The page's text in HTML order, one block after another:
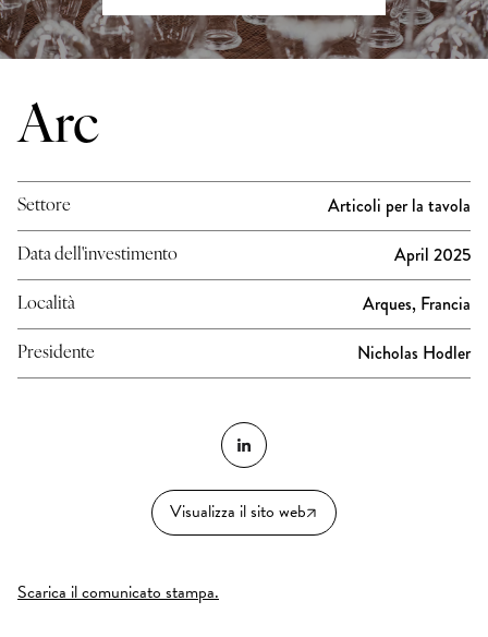
Arc
Settore Articoli per la tavola
Data dell'investimento April 2025
Località Arques, Francia
Presidente Nicholas Hodler
Visualizza il sito web
Scarica il comunicato stampa.